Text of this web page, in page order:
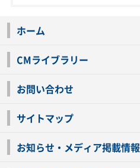
ホーム
CMライブラリー
お問い合わせ
サイトマップ
お知らせ・メディア掲載情報